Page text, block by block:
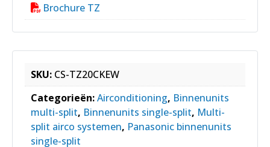
Brochure TZ
SKU: CS-TZ20CKEW
Categorieën:Airconditioning, Binnenunits
multi-split, Binnenunits single-split, Multi-
split airco systemen, Panasonic binnenunits
single-split